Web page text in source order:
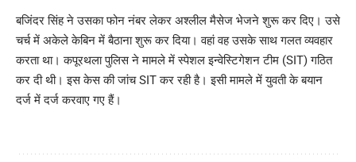
बजिंदर सिंह ने उसका फोन नंबर लेकर अश्लील मैसेज भेजने शुरू कर दिए। उसे
चर्च में अकेले केबिन में बैठाना शुरू कर दिया। वहां वह उसके साथ गलत व्यवहार
करता था। कपूरथला पुलिस ने मामले में स्पेशल इन्वेस्टिगेशन टीम (SIT) गठित
कर दी थी। इस केस की जांच SIT कर रही है। इसी मामले में युवती के बयान
दर्ज में दर्ज करवाए गए हैं।